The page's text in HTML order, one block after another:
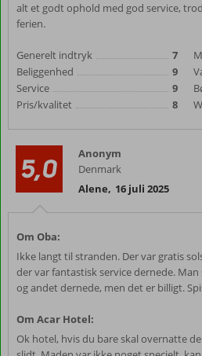
alt et godt ophold med god service,
ferien.
Generelt indtryk
7
Beliggenhed
9
Service
9
Pris/kvalitet
8
5,0
Anonym
Denmark
Alene, 16 juli 2025
Om Oba:
Ikke langt til stranden. Der var gratis
der var fantastisk service dernede.
og andet dernede, men det er billigt.
Om Acar Hotel:
Ok hotel, hvis du bare skal overnatte